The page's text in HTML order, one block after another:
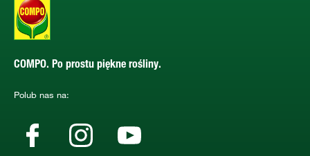
COMPO. Po prostu piękne rośliny.
Polub nas na: